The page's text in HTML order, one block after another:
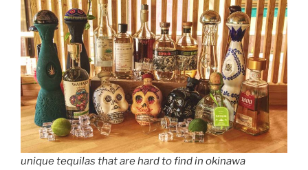
unique tequilas that are hard to find in okinawa